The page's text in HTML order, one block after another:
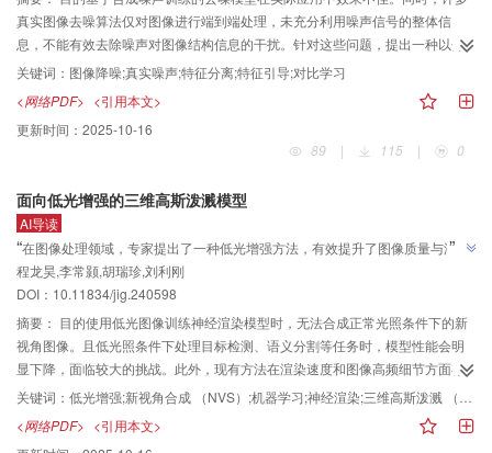
真实图像去噪算法仅对图像进行端到端处理，未充分利用噪声信号的整体信
息，不能有效去除噪声对图像结构信息的干扰。针对这些问题，提出一种以分
离噪声特征为引导的真实图像降噪网络。方法采用特征分离的策略，设计噪声
图像到无噪声图像映射和无噪声图像到噪声图像映射的对称网络约束噪声特征
分离，从而将噪声特征从图像内容特征中分离开来。采用对比学习对噪声特征
提取进行进一步的约束，提高模型对噪声特征的学习能力。然后将分离模块提
取到的噪声特征作为图像降噪的先验，噪声特征引导网络在特征域进行噪声特
较强的适应性和稳定性。结果实验在SIDD（smartphone image denoising
dataset），DND（darmstadt noise dataset）sRGB和PolyU（PolyU-real-
world-noisy-images-dataset） 3个数据集上进行测试。在PolyU数据集上与其
他算法相比，峰值信噪比（peak signal-to-noise ratio，PSNR）提高0.25%，
结构相似性（structural similarity index measure，SSIM）提高0.72%；在
SIDD数据集中进行消融实验以验证分离网络的有效性。结论本文提出的特征分
离—引导降噪模型，综合特征分离和特征引导的思想，并融合对比学习的优
点。该模型更好地利用了噪声信息，针对性地进行图像降噪，提升了图像降噪
的稳定性和泛化性。
关键词： 图像降噪;真实噪声;特征分离;特征引导;对比学习
<网络PDF> <引用本文>
更新时间： 2025-10-16
89
| 115 | 0
面向低光增强的三维高斯泼溅模型
AI导读
“在图像处理领域，专家提出了一种低光增强方法，有效提升了图像质量与渲染
速度，为低光照图像处理提供了新方案。
”
程龙昊,李常颢,胡瑞珍,刘利刚
DOI：10.11834/jig.240598
摘要： 目的使用低光图像训练神经渲染模型时，无法合成正常光照条件下的新
视角图像。且低光照条件下处理目标检测、语义分割等任务时，模型性能会明
显下降，面临较大的挑战。此外，现有方法在渲染速度和图像高频细节方面存
在不定。针对现有问题，本文提出一种对三维高斯泼溅模型进行低光增强的方
法。方法首先利用一个轻量化的光照预测网络将三维高斯泼溅模型中三维高斯
分布的颜色属性分解为物体本征颜色和光照两个部分，利用本征颜色渲染得到
关键词： 低光增强;新视角合成 （NVS）;机器学习;神经渲染;三维高斯泼溅 （3D GS）
<网络PDF> <引用本文>